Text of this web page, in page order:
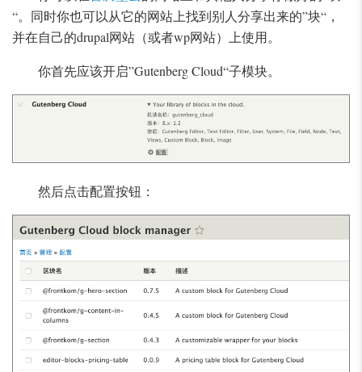
“。同时你也可以从它的网站上找到别人分享出来的”块“，
并在自己的drupal网站（或者wp网站）上使用。
你首先应该开启”Gutenberg Cloud“子模块。
然后点击配置按钮：